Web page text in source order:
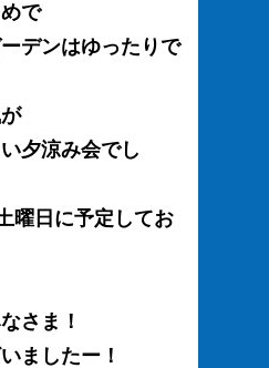
で
デンはゆったりで
夕涼み会でし
曜日に予定してお
さま！
ましたー！